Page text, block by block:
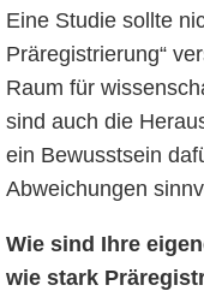
Eine Studie sollte
Präregistrierung“
Raum für
sind auch die
ein Bewusstsein
Abweichungen
Wie sind Ihre
wie stark